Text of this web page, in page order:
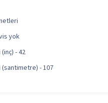
yok
- 42
(santimetre) - 107